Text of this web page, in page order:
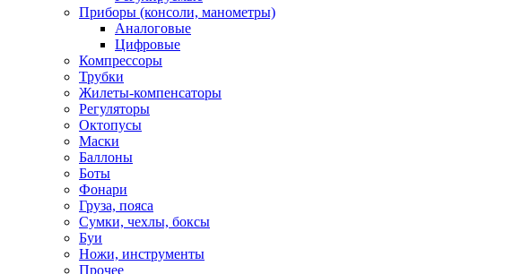
Приборы (консоли, манометры)
Аналоговые
Цифровые
Компрессоры
Трубки
Жилеты-компенсаторы
Регуляторы
Октопусы
Маски
Баллоны
Боты
Фонари
Груза, пояса
Сумки, чехлы, боксы
Буи
Ножи, инструменты
Прочее